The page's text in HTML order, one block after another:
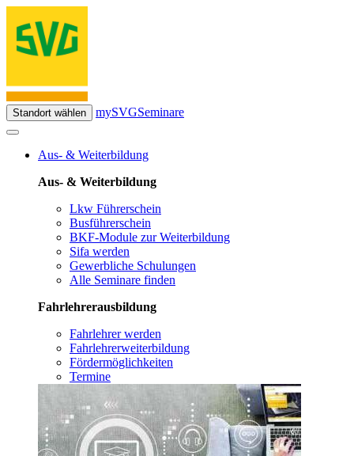
Standort wählen mySVGSeminare
Aus- & Weiterbildung
Aus- & Weiterbildung
Lkw Führerschein
Busführerschein
BKF-Module zur Weiterbildung
Sifa werden
Gewerbliche Schulungen
Alle Seminare finden
Fahrlehrerausbildung
Fahrlehrer werden
Fahrlehrerweiterbildung
Fördermöglichkeiten
Termine